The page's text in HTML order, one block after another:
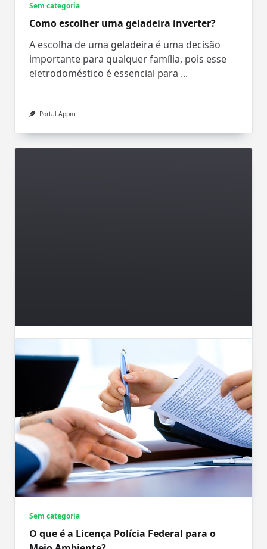
Sem categoria
Como escolher uma geladeira inverter?
A escolha de uma geladeira é uma decisão
importante para qualquer família, pois esse
eletrodoméstico é essencial para ...
Portal Appm
Exames Comuns Solicitados por
Dermatologistas: Um Guia Completo e
Humanizado
A pele é o maior órgão do corpo humano, e
sua saúde reflete o bem-estar geral.
Consultar um...
Portal Appm
Sem categoria
O que é a Licença Polícia Federal para o